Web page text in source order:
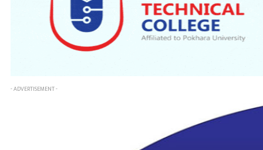
- ADVERTISEMENT -